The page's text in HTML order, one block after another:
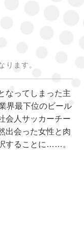
ります。
なってしまった主
界最下位のビール
会人サッカーチー
出会った女性と肉
することに……。